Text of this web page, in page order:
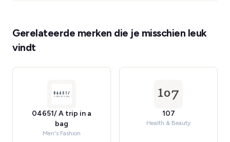
Gerelateerde merken die je misschien leuk
vindt
04651/ A trip in a
bag
Men's Fashion
107
Health & Beauty